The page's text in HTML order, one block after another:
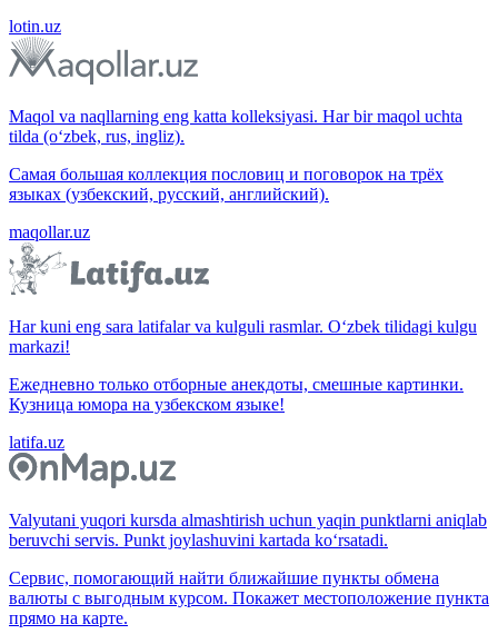
lotin.uz
Maqol va naqllarning eng katta kolleksiyasi. Har bir maqol uchta
tilda (o‘zbek, rus, ingliz).
Самая большая коллекция пословиц и поговорок на трёх
языках (узбекский, русский, английский).
maqollar.uz
Har kuni eng sara latifalar va kulguli rasmlar. O‘zbek tilidagi kulgu
markazi!
Ежедневно только отборные анекдоты, смешные картинки.
Кузница юмора на узбекском языке!
latifa.uz
Valyutani yuqori kursda almashtirish uchun yaqin punktlarni aniqlab
beruvchi servis. Punkt joylashuvini kartada ko‘rsatadi.
Сервис, помогающий найти ближайшие пункты обмена
валюты с выгодным курсом. Покажет местоположение пункта
прямо на карте.